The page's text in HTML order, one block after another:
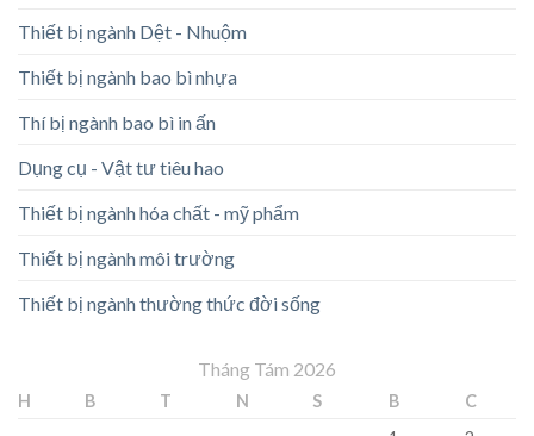
Thiết bị ngành Dệt - Nhuộm
Thiết bị ngành bao bì nhựa
Thí bị ngành bao bì in ấn
Dụng cụ - Vật tư tiêu hao
Thiết bị ngành hóa chất - mỹ phẩm
Thiết bị ngành môi trường
Thiết bị ngành thường thức đời sống
Tháng Tám 2026
H B T N S B
C